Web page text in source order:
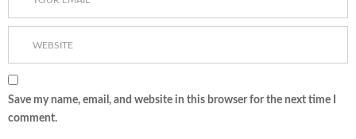
Save my name, email, and website in this browser for the next time I
comment.